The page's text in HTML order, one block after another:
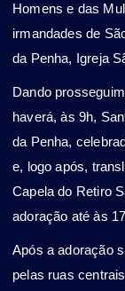
Homens e das
irmandades de
da Penha, Igreja
Dando
haverá, às 9h,
da Penha,
e, logo após,
Capela do Retiro
adoração até às
Após a adoração
pelas ruas